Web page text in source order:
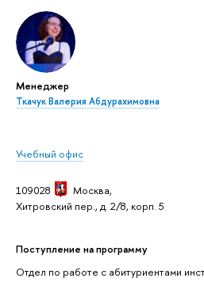
Менеджер
Ткачук Валерия Абдурахимовна
Учебный офис
109028
Москва,
Хитровский пер., д. 2/8, корп. 5
Поступление на программу
Отдел по работе с абитуриентами